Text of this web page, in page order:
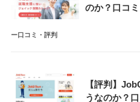
のか？口コ
ー口コミ・評判
【評判】
うなのか？